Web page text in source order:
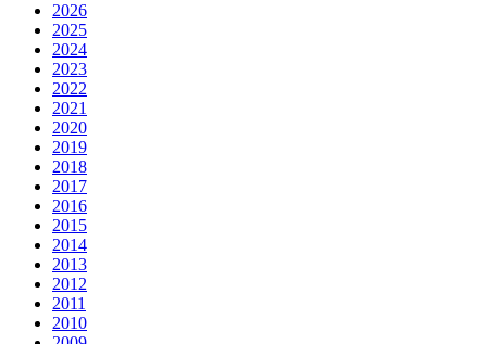
2026
2025
2024
2023
2022
2021
2020
2019
2018
2017
2016
2015
2014
2013
2012
2011
2010